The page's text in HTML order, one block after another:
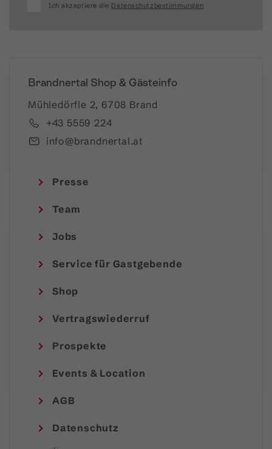
Ich akzeptiere die Datenschutzbestimmungen
Brandnertal Shop & Gästeinfo
Mühledörfle 2, 6708 Brand
+43 5559 224
info@brandnertal.at
Presse
Team
Jobs
Service für Gastgebende
Shop
Vertragswiederruf
Prospekte
Events & Location
AGB
Datenschutz